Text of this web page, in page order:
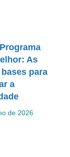
As
para
a
de 2026